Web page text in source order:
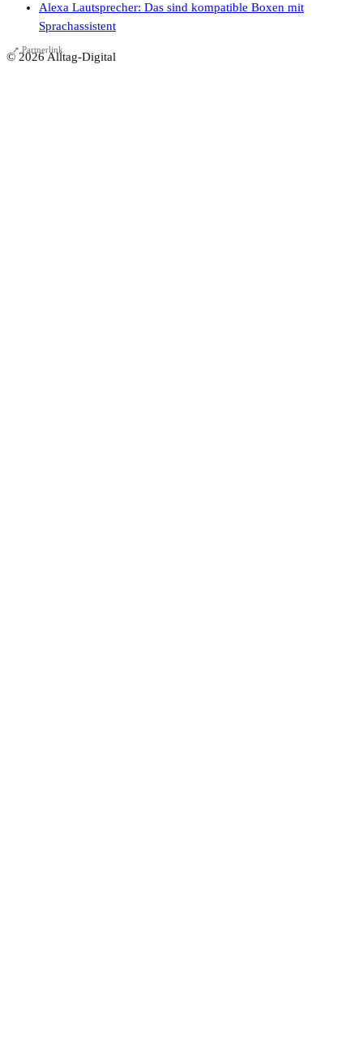
➚ Partnerlink
Alexa Lautsprecher: Das sind kompatible Boxen mit
Sprachassistent
© 2026 Alltag-Digital